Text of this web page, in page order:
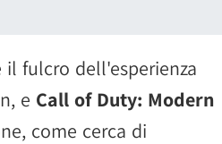
il fulcro dell'esperienza
e Call of Duty: Modern
come cerca di